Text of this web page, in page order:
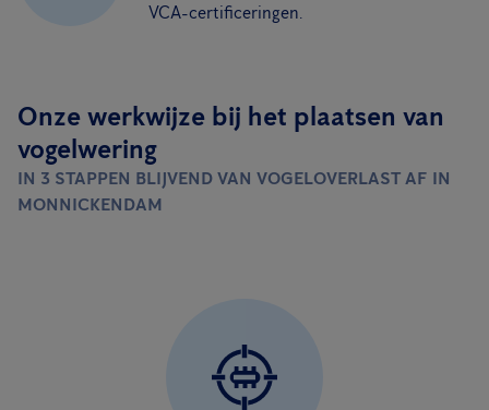
VCA-certificeringen.
Onze werkwijze bij het plaatsen van
vogelwering
IN 3 STAPPEN BLIJVEND VAN VOGELOVERLAST AF IN
MONNICKENDAM